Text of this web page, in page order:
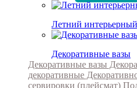
Летний
Декоративные вазы
Декоративные вазы
декоративные
сервировки (плейсмат)